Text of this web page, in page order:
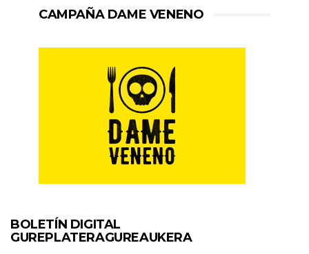
CAMPAÑA DAME VENENO
BOLETÍN DIGITAL
GUREPLATERAGUREAUKERA